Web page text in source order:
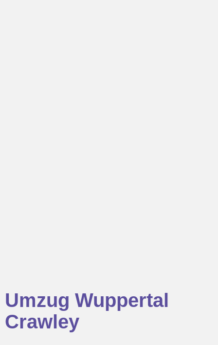
Umzug Wuppertal
Crawley